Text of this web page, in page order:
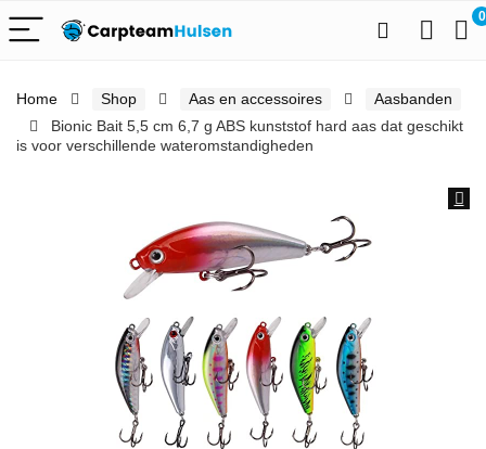
0
Home Shop Aas en accessoires
Aasbanden
Bionic Bait 5,5 cm 6,7 g ABS kunststof hard aas dat geschikt
is voor verschillende wateromstandigheden